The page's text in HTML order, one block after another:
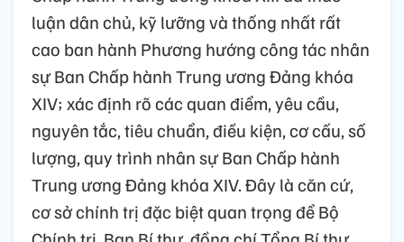
luận dân chủ, kỹ lưỡng và thống nhất rất
cao ban hành Phương hướng công tác nhân
sự Ban Chấp hành Trung ương Đảng khóa
XIV; xác định rõ các quan điểm, yêu cầu,
nguyên tắc, tiêu chuẩn, điều kiện, cơ cấu, số
lượng, quy trình nhân sự Ban Chấp hành
Trung ương Đảng khóa XIV. Đây là căn cứ,
cơ sở chính trị đặc biệt quan trọng để Bộ